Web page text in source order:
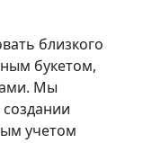
близкого
букетом,
Мы
учетом